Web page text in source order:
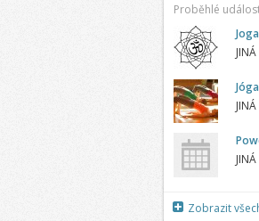
Proběhlé
Zobrazit